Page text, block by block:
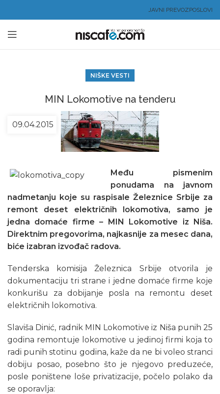
JAVNI PREVOZPOSLOVI
NIŠKE VESTI
MIN Lokomotive na tenderu
09.04.2015
Među pismenim
ponudama na javnom
nadmetanju koje su raspisale Železnice Srbije za
remont deset električnih lokomotiva, samo je
jedna domaće firme – MIN Lokomotive iz Niša.
Direktnim pregovorima, najkasnije za mesec dana,
biće izabran izvođač radova.
Tenderska komisija Železnica Srbije otvorila je
dokumentaciju tri strane i jedne domaće firme koje
konkurišu za dobijanje posla na remontu deset
električnih lokomotiva.
Slaviša Dinić, radnik MIN Lokomotive iz Niša punih 25
godina remontuje lokomotive u jedinoj firmi koja to
radi punih stotinu godina, kaže da ne bi voleo stranci
dobiju posao, posebno što je njegovo preduzeće,
posle poništene loše privatizacije, počelo polako da
se oporavlja: